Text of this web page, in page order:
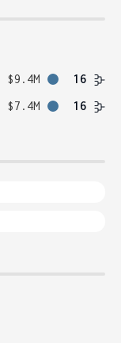
$9.4M
16
$7.4M 16